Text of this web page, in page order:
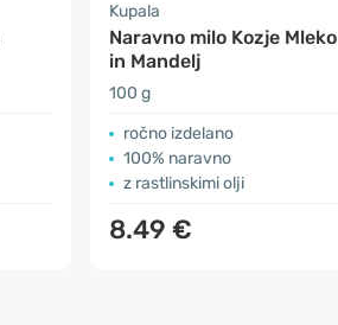
Kupala
Naravno milo Kozje Mleko
in Mandelj
100 g
ročno izdelano
100% naravno
z rastlinskimi olji
8.49 €